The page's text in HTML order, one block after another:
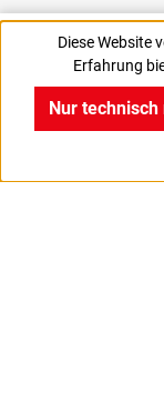
8,74 €
0,17 € / 1 Stück
Diese Website
Erfahrung
Nur